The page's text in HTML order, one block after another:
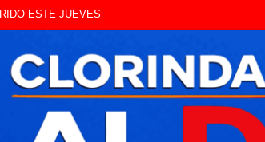
ILUMINACIÓN